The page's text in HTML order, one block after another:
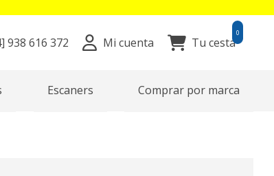
938 616 372 Mi cuenta Tu cesta
0
Escaners Comprar por marca